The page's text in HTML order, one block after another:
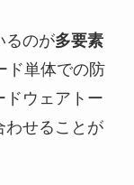
るのが多要素
ド単体での防
ドウェアトー
わせることが